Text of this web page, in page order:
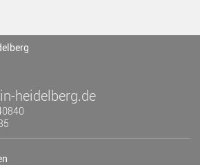
heidelberg.de